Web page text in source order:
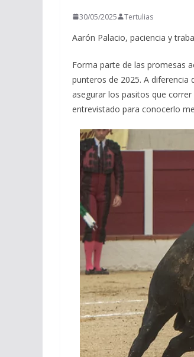
30/05/2025 Tertulias
Aarón Palacio, paciencia y
Forma parte de las promesas
punteros de 2025. A
asegurar los pasitos que
entrevistado para conocerlo
02/04/